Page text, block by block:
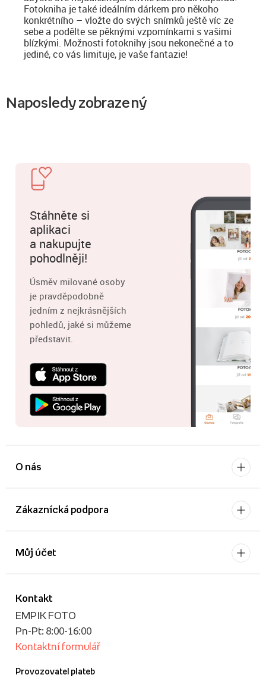
Fotokniha je také ideálním dárkem pro někoho
konkrétního – vložte do svých snímků ještě víc ze
sebe a podělte se pěknými vzpomínkami s vašimi
blízkými. Možnosti fotoknihy jsou nekonečné a to
jediné, co vás limituje, je vaše fantazie!
Naposledy zobrazený
Stáhněte si
aplikaci
a nakupujte
pohodlněji!
Úsměv milované osoby
je pravděpodobně
jedním z nejkrásnějších
pohledů, jaké si můžeme
představit.
O nás
Zákaznícká podpora
Kontakt
EMPIK FOTO
Pn-Pt: 8:00-16:00
Kontaktní formulář
Provozovatel plateb
Můj účet